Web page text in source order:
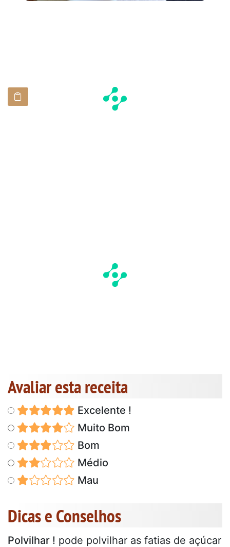
Avaliar esta receita
Excelente !
Muito Bom
Bom
Médio
Mau
Dicas e Conselhos
Polvilhar ! pode polvilhar as fatias de açúcar